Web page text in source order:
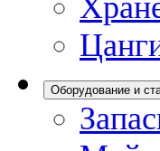
Оборудование и